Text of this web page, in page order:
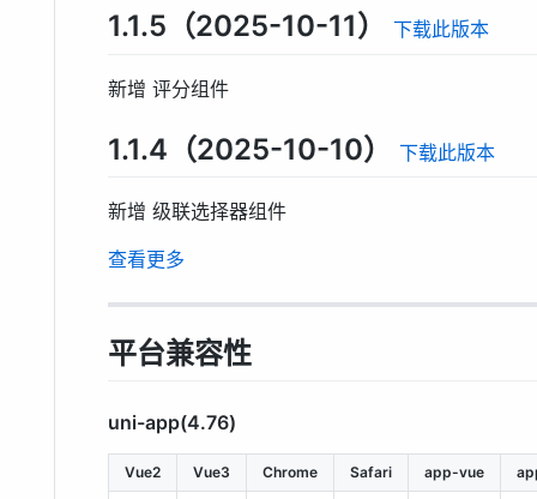
1.1.5（2025-10-11） 下载此版本
新增 评分组件
1.1.4（2025-10-10） 下载此版本
新增 级联选择器组件
查看更多
平台兼容性
uni-app(4.76)
Vue2 Vue3 Chrome Safari app-vue